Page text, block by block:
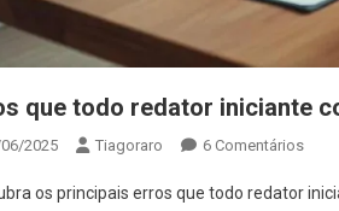
que todo redator iniciante
2025 Tiagoraro 6 ComentáriosEm
Que
os principais erros que todo redator